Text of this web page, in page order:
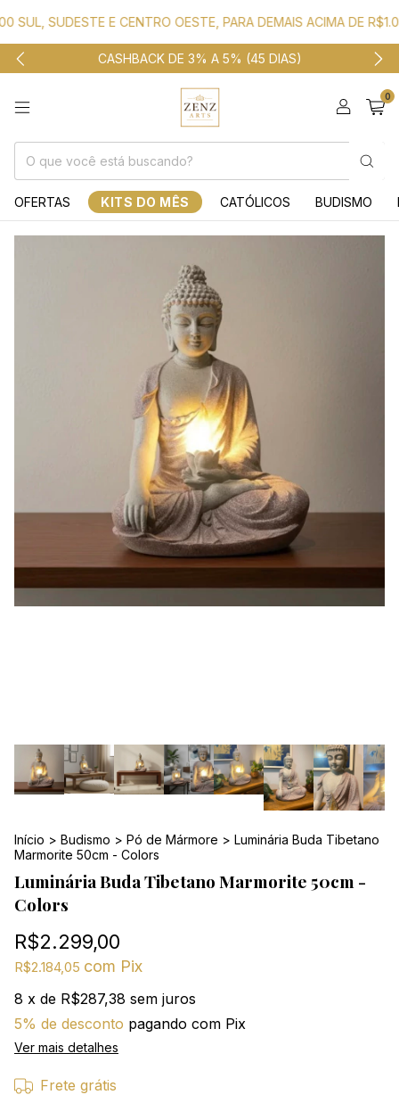
SUDESTE E CENTRO OESTE, PARA DEMAIS ACIMA DE
CASHBACK DE 3% A 5% (45 DIAS)
0
OFERTAS KITS DO MÊS CATÓLICOS BUDISMO
Início > Budismo > Pó de Mármore > Luminária Buda Tibetano
Marmorite 50cm - Colors
Luminária Buda Tibetano Marmorite 50cm -
Colors
R$2.299,00
R$2.184,05 com Pix
8 x de R$287,38 sem juros
5% de desconto pagando com Pix
Ver mais detalhes
Frete grátis